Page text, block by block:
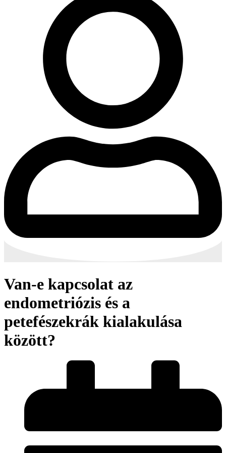
Van-e kapcsolat az
endometriózis és a
petefészekrák kialakulása
között?